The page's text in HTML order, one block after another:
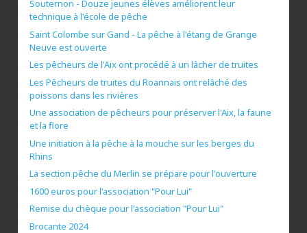
Souternon - Douze jeunes élèves améliorent leur
technique à l'école de pêche
Saint Colombe sur Gand - La pêche à l'étang de Grange
Neuve est ouverte
Les pêcheurs de l'Aix ont procédé à un lâcher de truites
Les Pêcheurs de truites du Roannais ont relâché des
poissons dans les rivières
Une association de pêcheurs pour préserver l'Aix, la faune
et la flore
Une initiation à la pêche à la mouche sur les berges du
Rhins
La section pêche du Merlin se prépare pour l'ouverture
1600 euros pour l'association "Pour Lui"
Remise du chèque pour l'association "Pour Lui"
Brocante 2024